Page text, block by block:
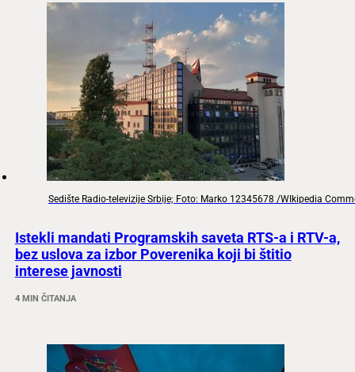
Sedište Radio-televizije Srbije; Foto: Marko 12345678 /WIkipedia
Istekli mandati Programskih saveta RTS-a i RTV-a,
bez uslova za izbor Poverenika koji bi štitio
interese javnosti
4 MIN ČITANJA